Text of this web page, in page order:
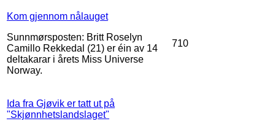
Kom gjennom nålauget
Sunnmørsposten: Britt Roselyn
Camillo Rekkedal (21) er éin av 14
deltakarar i årets Miss Universe
Norway.
710
Ida fra Gjøvik er tatt ut på
"Skjønnhetslandslaget"